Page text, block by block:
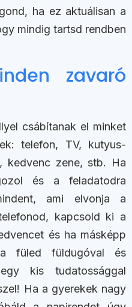
ha ez aktuálisan a
mindig tartsd rendben
zavaró
csábítanak el minket
telefon, TV, kutyus-
kedvenc zene, stb. Ha
és a feladatodra
ami elvonja a
kapcsold ki a
és ha másképp
füled füldugóval és
kis tudatossággal
Ha a gyerekek nagy